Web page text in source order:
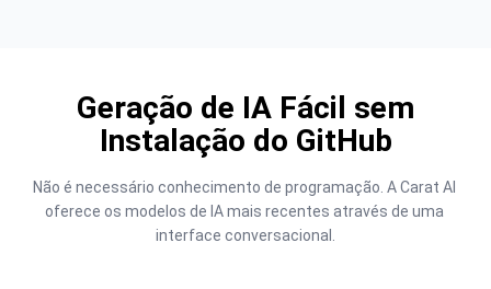
Geração de IA Fácil sem
Instalação do GitHub
Não é necessário conhecimento de programação. A Carat AI
oferece os modelos de IA mais recentes através de uma
interface conversacional.